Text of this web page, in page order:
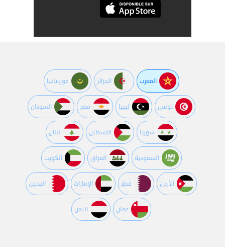
المغرب الجزائر موريتانيا
تونس ليبيا مصر السودان
سوريا فلسطين لبنان
السعودية العراق الكويت
اﻷردن قطر اﻹمارات البحرين
عمان اليمن